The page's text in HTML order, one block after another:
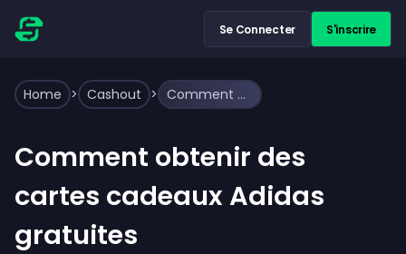
Se Connecter S'inscrire
Home > Cashout > Comment obtenir des cartes cadeaux Adidas gratuites
Comment obtenir des
cartes cadeaux Adidas
gratuites